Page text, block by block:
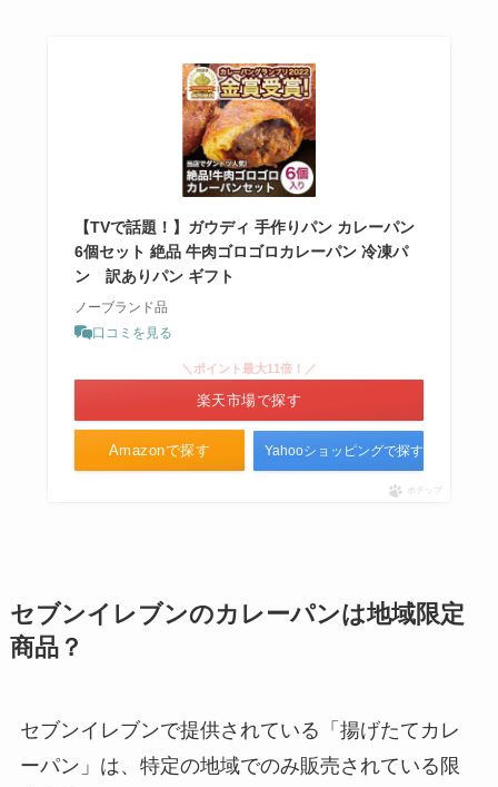
ブルボンのクッキー缶はどこで売
ってる？コンビニやドンキで買え
る？値段はいくら？
【TVで話題！】ガウディ 手作りパン カレーパン
6個セット 絶品 牛肉ゴロゴロカレーパン 冷凍パ
ン 訳ありパン ギフト
ノーブランド品
口コミを見る
Amazonで探す
＼ポイント最大11倍！／
楽天市場で探す
Yahooショッピングで探す
ポチップ
セブンイレブンのカレーパンは地域限定
商品？
セブンイレブンで提供されている「揚げたてカレ
ーパン」は、特定の地域でのみ販売されている限